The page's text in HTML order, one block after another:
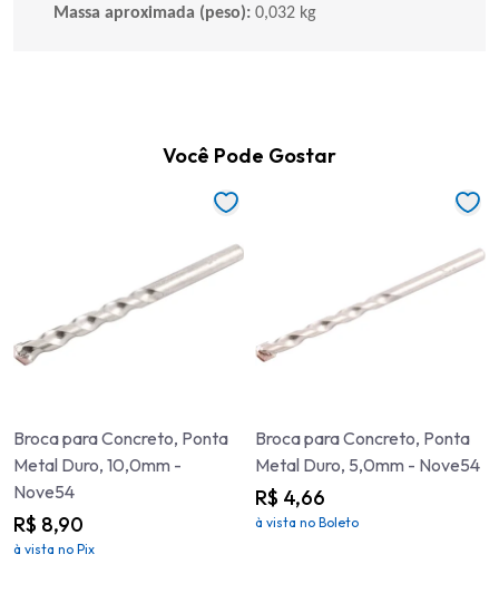
Massa aproximada (peso): 0,032 kg
Você Pode Gostar
Broca para Concreto, Ponta
Metal Duro, 10,0mm -
Nove54
R$ 8,90
à vista no Pix
Broca para Concreto, Ponta
Metal Duro, 5,0mm - Nove54
R$ 4,66
à vista no Boleto